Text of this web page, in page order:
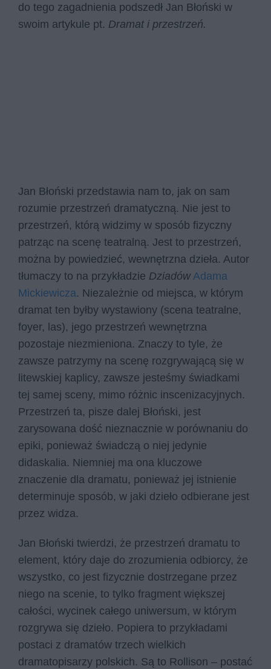
do tego zagadnienia podszedł Jan Błoński w
swoim artykule pt. Dramat i przestrzeń.
Jan Błoński przedstawia nam to, jak on sam
rozumie przestrzeń dramatyczną. Nie jest to
przestrzeń, którą widzimy w sposób fizyczny
patrząc na scenę teatralną. Jest to przestrzeń,
można by powiedzieć, wewnętrzna dzieła. Autor
tłumaczy to na przykładzie Dziadów Adama
Mickiewicza. Niezależnie od miejsca, w którym
dramat ten byłby wystawiony (scena teatralne,
foyer, las), jego przestrzeń wewnętrzna
pozostaje niezmieniona. Znaczy to tyle, że
zawsze patrzymy na scenę rozgrywającą się w
litewskiej kaplicy, zawsze jesteśmy świadkami
tej samej sceny, mimo różnic inscenizacyjnych.
Przestrzeń ta, pisze dalej Błoński, jest
zarysowana dość nieznacznie w porównaniu do
epiki, ponieważ świadczą o niej jedynie
didaskalia. Niemniej ma ona kluczowe
znaczenie dla dramatu, ponieważ jej istnienie
determinuje sposób, w jaki dzieło odbierane jest
przez widza.
Jan Błoński twierdzi, że przestrzeń dramatu to
element, który daje do zrozumienia odbiorcy, że
wszystko, co jest fizycznie dostrzegane przez
niego na scenie, to tylko fragment większej
całości, wycinek całego uniwersum, w którym
rozgrywa się dzieło. Popiera to przykładami
postaci z dramatów trzech wielkich
dramatopisarzy polskich. Są to Rollison – postać